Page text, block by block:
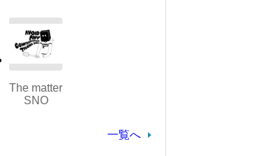
The matter
SNO
一覧へ